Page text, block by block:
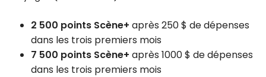
2 500 points Scène+ après 250 $ de dépenses
dans les trois premiers mois
7 500 points Scène+ après 1000 $ de dépenses
dans les trois premiers mois